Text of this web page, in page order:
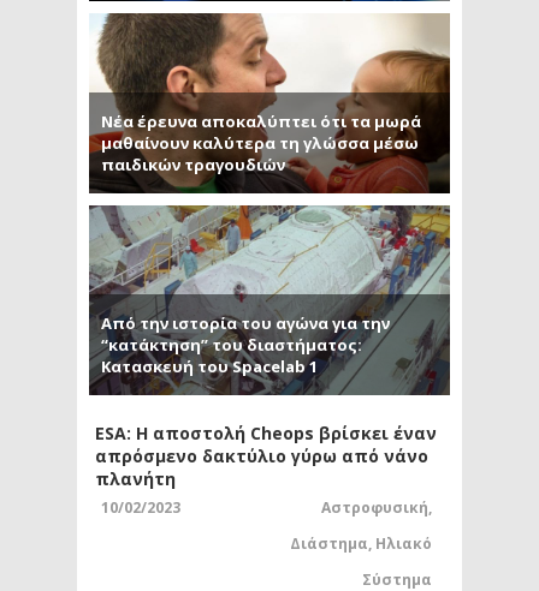
Νέα έρευνα αποκαλύπτει ότι τα μωρά
μαθαίνουν καλύτερα τη γλώσσα μέσω
παιδικών τραγουδιών
Από την ιστορία του αγώνα για την
“κατάκτηση” του διαστήματος:
Κατασκευή του Spacelab 1
ESA: Η αποστολή Cheops βρίσκει έναν
απρόσμενο δακτύλιο γύρω από νάνο
πλανήτη
10/02/2023 Αστροφυσική,
Διάστημα, Ηλιακό
Σύστημα